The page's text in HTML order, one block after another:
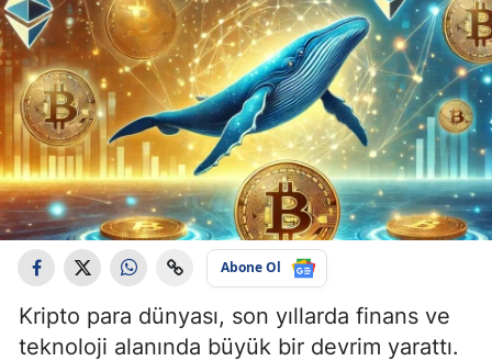
Abone Ol
Kripto para dünyası, son yıllarda finans ve
teknoloji alanında büyük bir devrim yarattı.